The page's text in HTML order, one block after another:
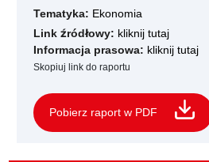
Tematyka: Ekonomia
Link źródłowy: kliknij tutaj
Informacja prasowa: kliknij tutaj
Skopiuj link do raportu
Pobierz raport w PDF